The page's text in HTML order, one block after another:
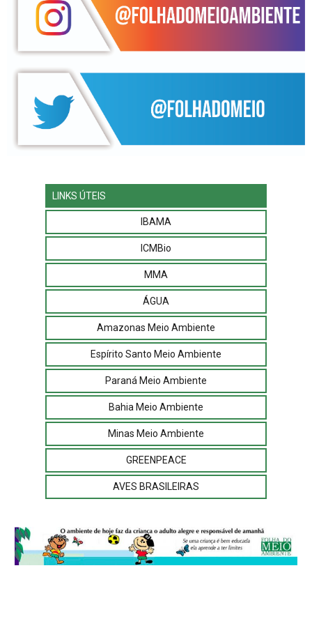
LINKS ÚTEIS
IBAMA
ICMBio
MMA
ÁGUA
Amazonas Meio Ambiente
Espírito Santo Meio Ambiente
Paraná Meio Ambiente
Bahia Meio Ambiente
Minas Meio Ambiente
GREENPEACE
AVES BRASILEIRAS